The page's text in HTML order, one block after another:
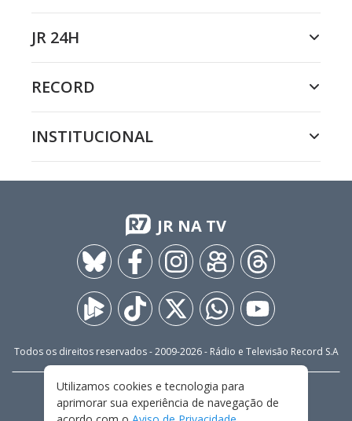
JR 24H
RECORD
INSTITUCIONAL
JR NA TV
Todos os direitos reservados - 2009-2026- Rádio e Televisão Record S.A
FALE CONOSCO
PRIVACIDADE
TERMOS E CONDIÇÕES DE USO
Utilizamos cookies e tecnologia para
aprimorar sua experiência de navegação de